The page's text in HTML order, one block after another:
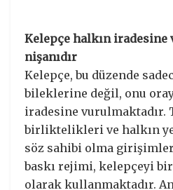
Kelepçe halkın iradesine
nişanıdır
​Kelepçe, bu düzende
bileklerine değil, onu
iradesine vurulmaktadır.
birliktelikleri ve halkın
söz sahibi olma
baskı rejimi, kelepçeyi
olarak kullanmaktadır.